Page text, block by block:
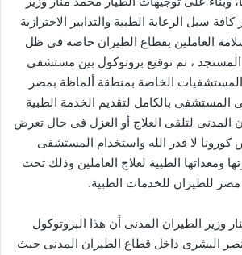
سبل الرعاية الطبية والتدابير الاحترازية
العاملين بقطاع الطيران خاصة فى ظل
المستجد ، تم توقيع بروتوكول بين مستشفي
الخاصة بمنطقة ألماظة بمصر
المستشفى بالكامل لتقديم الخدمة الطبية
المدنى لتلقى العلاج أو العزل فى حال تعرض
كورونا لا قدر الله واستخدام المستشفى
ومعداتها الطبية لعلاج العاملين وذلك تحت
للطيران للخدمات الطبية.
وزير الطيران المدنى أن هذا البروتوكول
البشرى داخل قطاع الطيران المدنى حيث